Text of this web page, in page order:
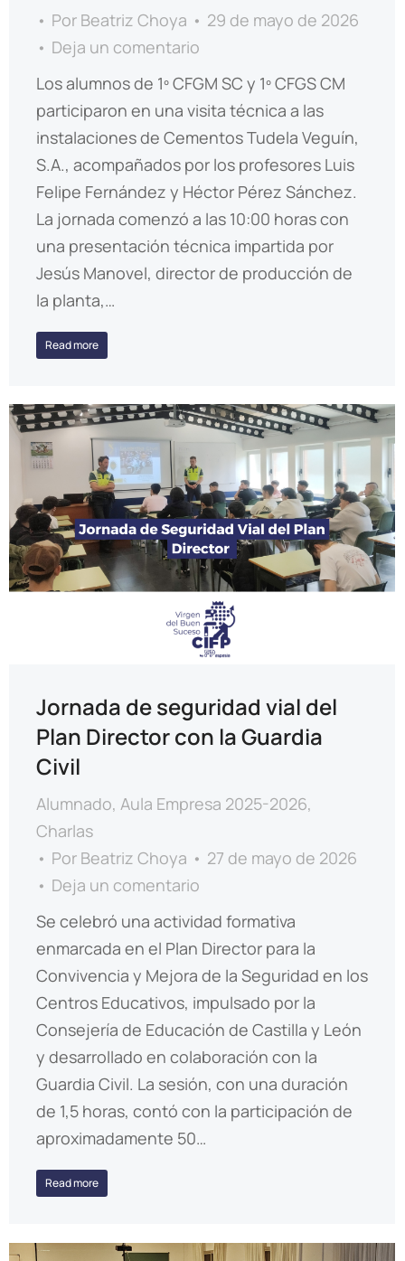
Por Beatriz Choya
29 de mayo de 2026
Deja un comentario
Los alumnos de 1º CFGM SC y 1º CFGS CM
participaron en una visita técnica a las
instalaciones de Cementos Tudela Veguín,
S.A., acompañados por los profesores Luis
Felipe Fernández y Héctor Pérez Sánchez.
La jornada comenzó a las 10:00 horas con
una presentación técnica impartida por
Jesús Manovel, director de producción de
la planta,…
Read more
Jornada de seguridad vial del
Plan Director con la Guardia
Civil
Alumnado, Aula Empresa 2025-2026,
Charlas
Por Beatriz Choya
27 de mayo de 2026
Deja un comentario
Se celebró una actividad formativa
enmarcada en el Plan Director para la
Convivencia y Mejora de la Seguridad en los
Centros Educativos, impulsado por la
Consejería de Educación de Castilla y León
y desarrollado en colaboración con la
Guardia Civil. La sesión, con una duración
de 1,5 horas, contó con la participación de
aproximadamente 50…
Read more